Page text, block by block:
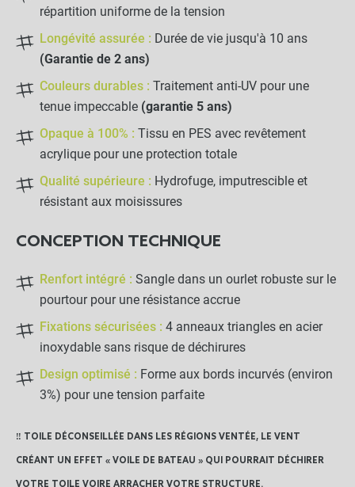
répartition uniforme de la tension
Longévité assurée : Durée de vie jusqu'à 10 ans
(Garantie de 2 ans)
Couleurs durables : Traitement anti-UV pour une
tenue impeccable (garantie 5 ans)
Opaque à 100% : Tissu en PES avec revêtement
acrylique pour une protection totale
Qualité supérieure : Hydrofuge, imputrescible et
résistant aux moisissures
CONCEPTION TECHNIQUE
Renfort intégré : Sangle dans un ourlet robuste sur le
pourtour pour une résistance accrue
Fixations sécurisées : 4 anneaux triangles en acier
inoxydable sans risque de déchirures
Design optimisé : Forme aux bords incurvés (environ
3%) pour une tension parfaite
‼️ TOILE DÉCONSEILLÉE DANS LES RÉGIONS VENTÉE, LE VENT
CRÉANT UN EFFET « VOILE DE BATEAU » QUI POURRAIT DÉCHIRER